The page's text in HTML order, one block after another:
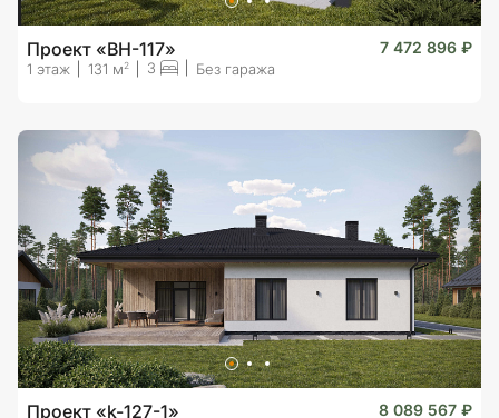
Проект «BH-117» 7 472 896 ₽
1 этаж 131 м 2 3 Без гаража
Проект «k-127-1» 8 089 567 ₽